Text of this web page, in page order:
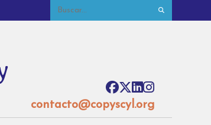
contacto@copyscyl.org